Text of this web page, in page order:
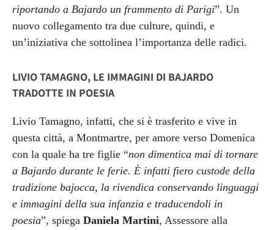
riportando a Bajardo un frammento di Parigi”. Un
nuovo collegamento tra due culture, quindi, e
un’iniziativa che sottolinea l’importanza delle radici.
LIVIO TAMAGNO, LE IMMAGINI DI BAJARDO
TRADOTTE IN POESIA
Livio Tamagno, infatti, che si è trasferito e vive in
questa città, a Montmartre, per amore verso Domenica
con la quale ha tre figlie “non dimentica mai di tornare
a Bajardo durante le ferie. È infatti fiero custode della
tradizione bajocca, la rivendica conservando linguaggi
e immagini della sua infanzia e traducendoli in
poesia”, spiega Daniela Martini, Assessore alla